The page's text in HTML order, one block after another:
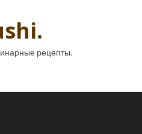
рецепты.